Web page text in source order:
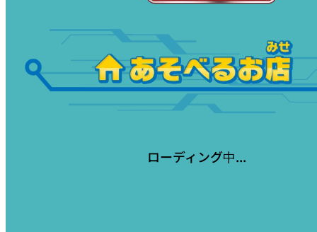
ローディング中...